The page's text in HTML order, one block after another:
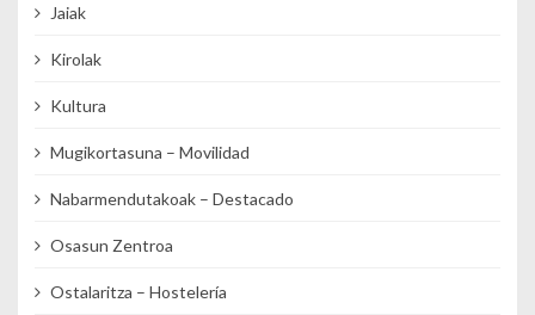
Jaiak
Kirolak
Kultura
Mugikortasuna – Movilidad
Nabarmendutakoak – Destacado
Osasun Zentroa
Ostalaritza – Hostelería